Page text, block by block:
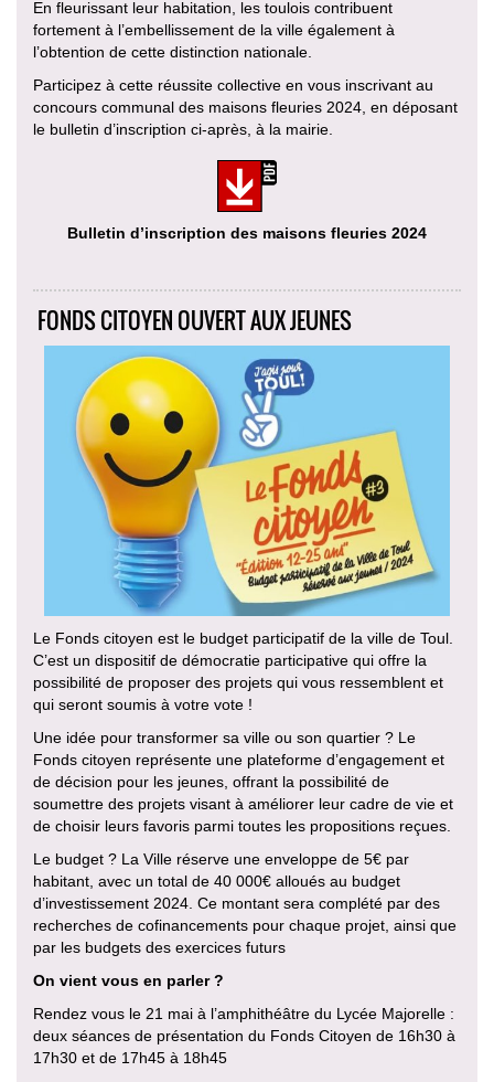
En fleurissant leur habitation, les toulois contribuent
fortement à l’embellissement de la ville également à
l’obtention de cette distinction nationale.
Participez à cette réussite collective en vous inscrivant au
concours communal des maisons fleuries 2024, en déposant
le bulletin d’inscription ci-après, à la mairie.
Bulletin d’inscription des maisons fleuries 2024
FONDS CITOYEN OUVERT AUX JEUNES
Le Fonds citoyen est le budget participatif de la ville de Toul.
C’est un dispositif de démocratie participative qui offre la
possibilité de proposer des projets qui vous ressemblent et
qui seront soumis à votre vote !
Une idée pour transformer sa ville ou son quartier ? Le
Fonds citoyen représente une plateforme d’engagement et
de décision pour les jeunes, offrant la possibilité de
soumettre des projets visant à améliorer leur cadre de vie et
de choisir leurs favoris parmi toutes les propositions reçues.
Le budget ? La Ville réserve une enveloppe de 5€ par
habitant, avec un total de 40 000€ alloués au budget
d’investissement 2024. Ce montant sera complété par des
recherches de cofinancements pour chaque projet, ainsi que
par les budgets des exercices futurs
On vient vous en parler ?
Rendez vous le 21 mai à l’amphithéâtre du Lycée Majorelle :
deux séances de présentation du Fonds Citoyen de 16h30 à
17h30 et de 17h45 à 18h45